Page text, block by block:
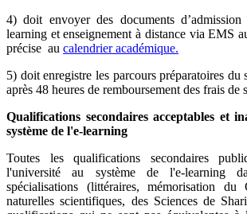
4) doit envoyer des documents
learning et enseignement à distance via EMS
précise au calendrier académique.
5) doit enregistre les parcours préparatoires du
après 48 heures de remboursement des frais de
Qualifications secondaires acceptables et
système de l'e-learning
Toutes les qualifications secondaires
l'université au système de l'e-learning
spécialisations (littéraires, mémorisation du
naturelles scientifiques, des Sciences de